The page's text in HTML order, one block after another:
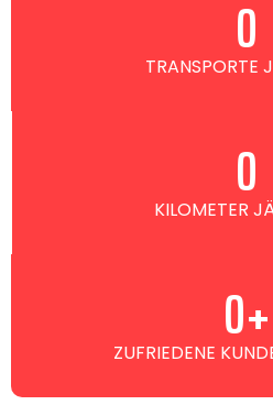
TRANSPORTE
0
KILOMETER
0
ZUFRIEDENE 0+